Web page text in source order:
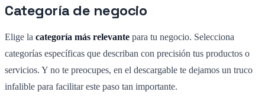
Categoría de negocio
Elige la categoría más relevante para tu negocio. Selecciona
categorías específicas que describan con precisión tus productos o
servicios. Y no te preocupes, en el descargable te dejamos un truco
infalible para facilitar este paso tan importante.